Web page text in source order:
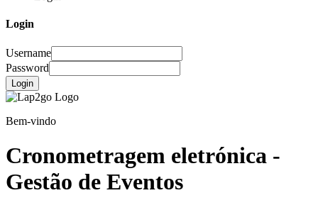
Login
Username
Password
Login
Bem-vindo
Cronometragem eletrónica -
Gestão de Eventos